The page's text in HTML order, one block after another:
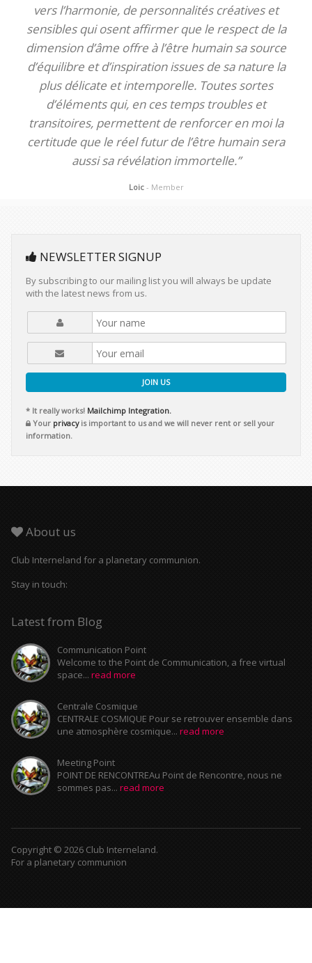
vers l’harmonie, de personnalités créatives et
sensibles qui osent affirmer que le respect de la
dimension d’âme offre à l’être humain sa source
d’équilibre et d’inspiration issues de sa nature la
plus délicate et intemporelle. Toutes sortes
d’éléments qui, en ces temps troubles et
transitoires, permettent de renforcer en moi la
certitude que le réel futur de l’être humain sera
aussi sa révélation immortelle.”
Loic - Member
NEWSLETTER SIGNUP
By subscribing to our mailing list you will always be update
with the latest news from us.
JOIN US
* It really works! Mailchimp Integration.
Your privacyis important to us and we will never rent or sell your
information.
About us
Club Interneland for a planetary communion.
Stay in touch:
Latest from Blog
Communication Point
Welcome to the Point de Communication, a free virtual
space... read more
Centrale Cosmique
CENTRALE COSMIQUE Pour se retrouver ensemble dans
une atmosphère cosmique... read more
Meeting Point
POINT DE RENCONTREAu Point de Rencontre, nous ne
sommes pas... read more
Copyright © 2026 Club Interneland.
For a planetary communion